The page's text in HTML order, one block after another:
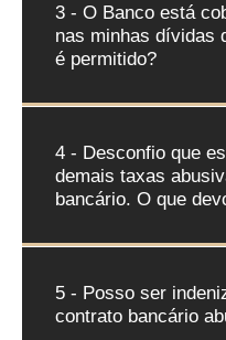
3 - O Banco está
nas minhas dívidas
é permitido?
4 - Desconfio que
demais taxas
bancário. O que
5 - Posso ser
contrato bancário